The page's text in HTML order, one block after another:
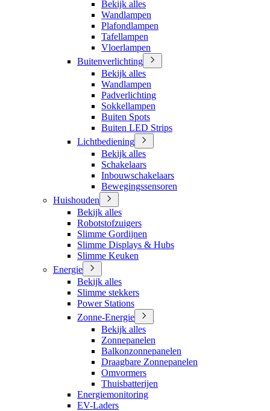
Bekijk alles
Wandlampen
Plafondlampen
Tafellampen
Vloerlampen
Buitenverlichting
Bekijk alles
Wandlampen
Padverlichting
Sokkellampen
Buiten Spots
Buiten LED Strips
Lichtbediening
Bekijk alles
Schakelaars
Inbouwschakelaars
Bewegingssensoren
Huishouden
Bekijk alles
Robotstofzuigers
Slimme Gordijnen
Slimme Displays & Hubs
Slimme Keuken
Energie
Bekijk alles
Slimme stekkers
Power Stations
Zonne-Energie
Bekijk alles
Zonnepanelen
Balkonzonnepanelen
Draagbare Zonnepanelen
Omvormers
Thuisbatterijen
Energiemonitoring
EV-Laders